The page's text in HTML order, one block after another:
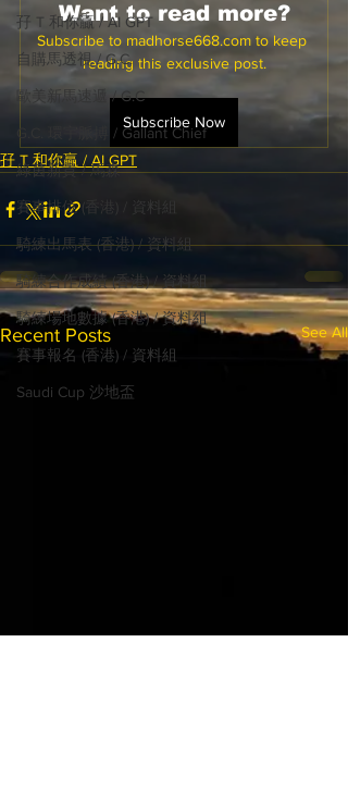
孖 T 和你贏 / AI GPT
自購馬透視 / G.C.
歐美新馬速遞 / G.C
G.C. 環宇脈搏 / Gallant Chief
綠茵新貴 / 馬森
賽事排位 (香港) / 資料組
騎練出馬表 (香港) / 資料組
騎練合作成績 (香港) / 資料組
騎練場地數據 (香港) / 資料組
賽事報名 (香港) / 資料組
Saudi Cup 沙地盃
Want to read more?
Subscribe to madhorse668.com to keep
reading this exclusive post.
Subscribe Now
孖 T 和你贏 / AI GPT
Recent Posts See All